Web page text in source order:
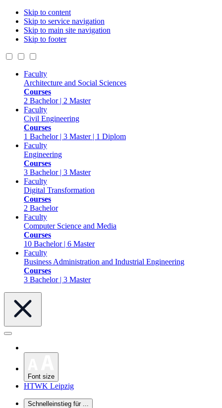
Skip to content
Skip to service navigation
Skip to main site navigation
Skip to footer
Faculty
Architecture and Social Sciences
Courses
2 Bachelor | 2 Master
Faculty
Civil Engineering
Courses
1 Bachelor | 3 Master | 1 Diplom
Faculty
Engineering
Courses
3 Bachelor | 3 Master
Faculty
Digital Transformation
Courses
2 Bachelor
Faculty
Computer Science and Media
Courses
10 Bachelor | 6 Master
Faculty
Business Administration and Industrial Engineering
Courses
3 Bachelor | 3 Master
Font size
HTWK Leipzig
Schnelleinstieg für ...